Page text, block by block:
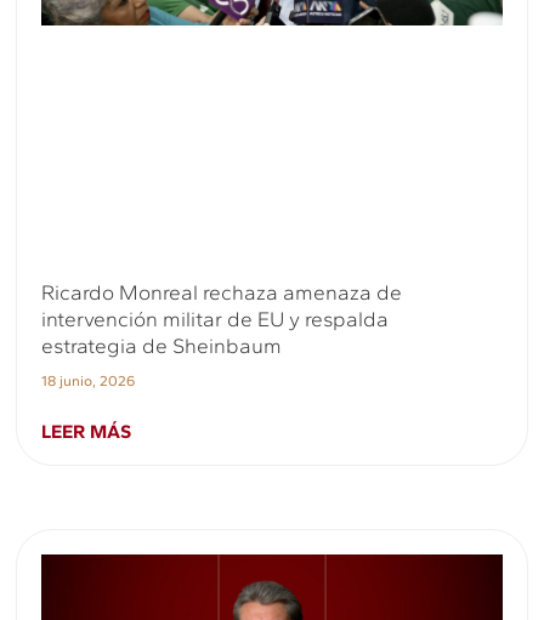
Ricardo Monreal rechaza amenaza de
intervención militar de EU y respalda
estrategia de Sheinbaum
18 junio, 2026
LEER MÁS